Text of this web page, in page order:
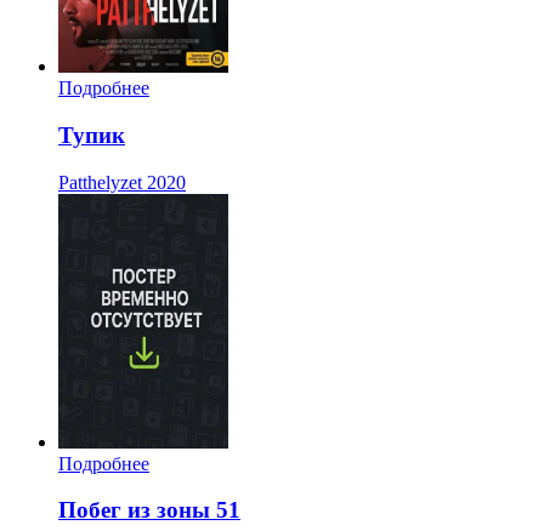
Подробнее
Тупик
Patthelyzet 2020
Подробнее
Побег из зоны 51